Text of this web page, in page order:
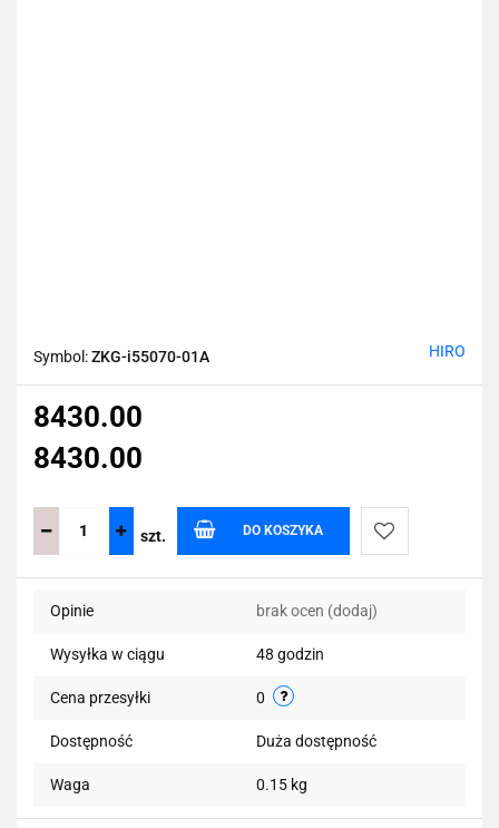
Symbol:ZKG-i55070-01A HIRO
8430.00
8430.00
szt. DO KOSZYKA
Do
Opinie brak ocen (dodaj)
Wysyłka w ciągu 48 godzin
Cena przesyłki 0
Dostępność Duża dostępność
Waga 0.15 kg